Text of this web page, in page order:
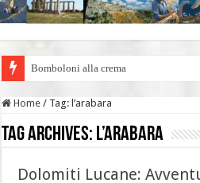
Bomboloni alla crema
Home / Tag: l’arabara
Tag Archives: l’arabara
Dolomiti Lucane: